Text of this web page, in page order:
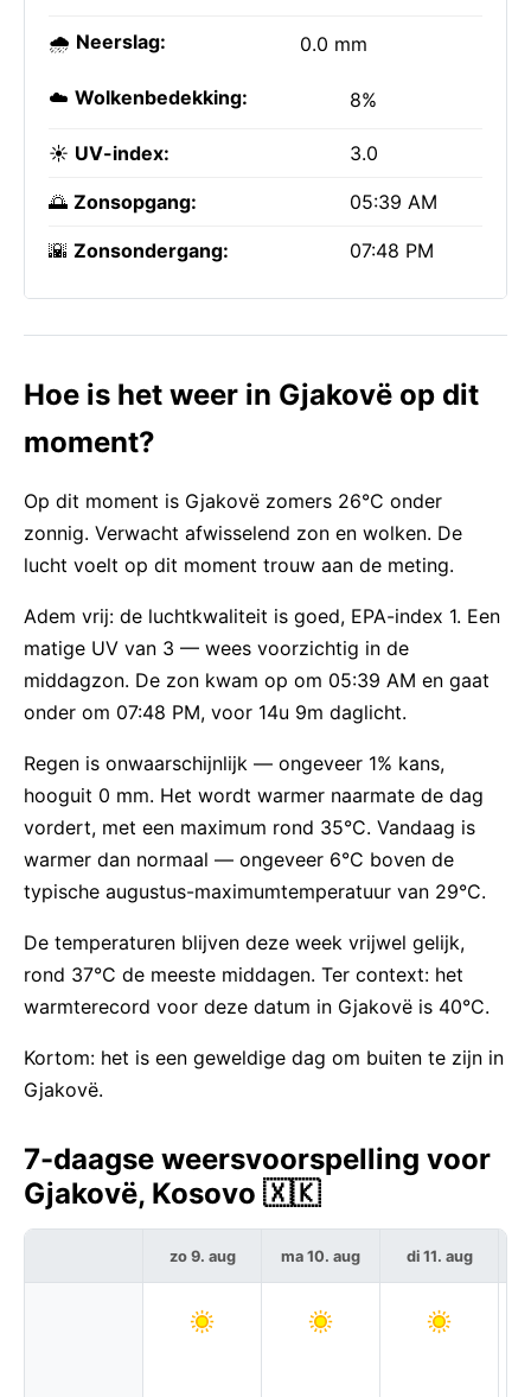
🌧️ Neerslag: 0.0 mm
☁️ Wolkenbedekking: 8%
☀️ UV-index: 3.0
🌅 Zonsopgang: 05:39 AM
🌇 Zonsondergang: 07:48 PM
Hoe is het weer in Gjakovë op dit
moment?
Op dit moment is Gjakovë zomers 26°C onder
zonnig. Verwacht afwisselend zon en wolken. De
lucht voelt op dit moment trouw aan de meting.
Adem vrij: de luchtkwaliteit is goed, EPA-index 1. Een
matige UV van 3 — wees voorzichtig in de
middagzon. De zon kwam op om 05:39 AM en gaat
onder om 07:48 PM, voor 14u 9m daglicht.
Regen is onwaarschijnlijk — ongeveer 1% kans,
hooguit 0 mm. Het wordt warmer naarmate de dag
vordert, met een maximum rond 35°C. Vandaag is
warmer dan normaal — ongeveer 6°C boven de
typische augustus-maximumtemperatuur van 29°C.
De temperaturen blijven deze week vrijwel gelijk,
rond 37°C de meeste middagen. Ter context: het
warmterecord voor deze datum in Gjakovë is 40°C.
Kortom: het is een geweldige dag om buiten te zijn in
Gjakovë.
7-daagse weersvoorspelling voor
Gjakovë, Kosovo 🇽🇰
zo 9. aug ma 10. aug di 11. aug